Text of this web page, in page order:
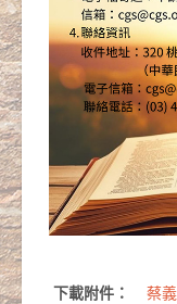
下載附件： 蔡